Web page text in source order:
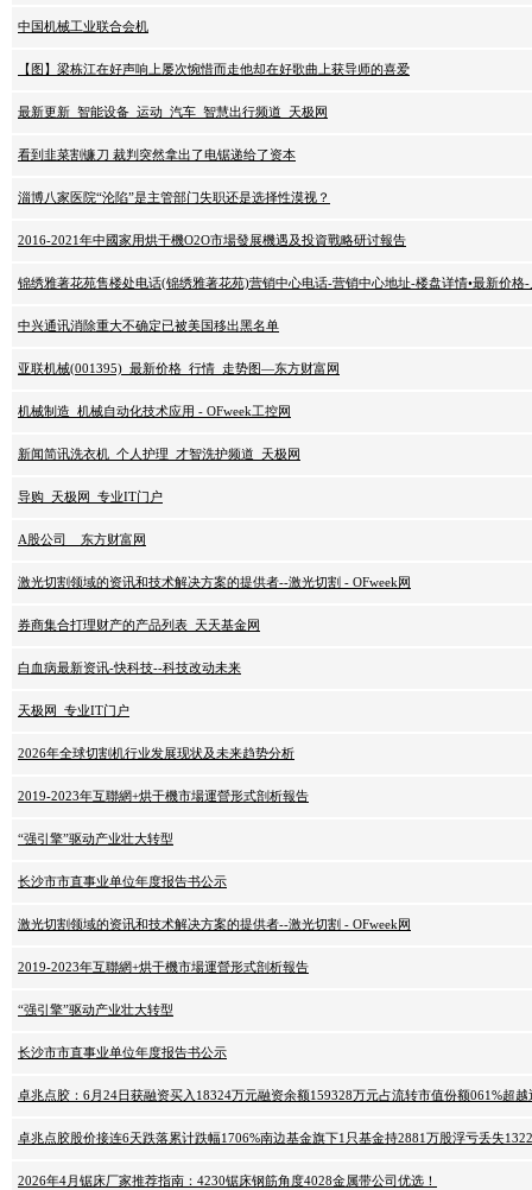
中国机械工业联合会机
【图】梁栋江在好声响上屡次惋惜而走他却在好歌曲上获导师的喜爱
最新更新_智能设备_运动_汽车_智慧出行频道_天极网
看到韭菜割镰刀 裁判突然拿出了电锯递给了资本
淄博八家医院“沦陷”是主管部门失职还是选择性漠视？
2016-2021年中國家用烘干機O2O市場發展機遇及投資戰略研讨報告
锦绣雅著花苑售楼处电话(锦绣雅著花苑)营销中心电话-营销中心地址-楼盘详情•最新价
中兴通讯消除重大不确定已被美国移出黑名单
亚联机械(001395)_最新价格_行情_走势图—东方财富网
机械制造_机械自动化技术应用 - OFweek工控网
新闻简讯洗衣机_个人护理_才智洗护频道_天极网
导购_天极网_专业IT门户
A股公司 _ 东方财富网
激光切割领域的资讯和技术解决方案的提供者--激光切割 - OFweek网
券商集合打理财产的产品列表_天天基金网
白血病最新资讯-快科技--科技改动未来
天极网_专业IT门户
2026年全球切割机行业发展现状及未来趋势分析
2019-2023年互聯網+烘干機市場運營形式剖析報告
“强引擎”驱动产业壮大转型
长沙市市直事业单位年度报告书公示
激光切割领域的资讯和技术解决方案的提供者--激光切割 - OFweek网
2019-2023年互聯網+烘干機市場運營形式剖析報告
“强引擎”驱动产业壮大转型
长沙市市直事业单位年度报告书公示
卓兆点胶：6月24日获融资买入18324万元融资余额159328万元占流转市值份额061%超
卓兆点胶股价接连6天跌落累计跌幅1706%南边基金旗下1只基金持2881万股浮亏丢失
2026年4月锯床厂家推荐指南：4230锯床钢筋角度4028金属带公司优选！